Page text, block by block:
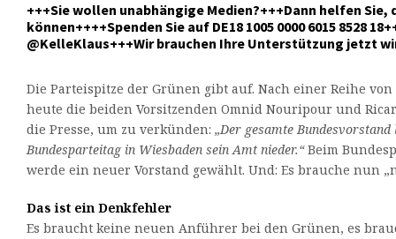
+++Sie wollen unabhängige Medien?+++Dann helfen
können++++Spenden Sie auf DE18 1005 0000 6015 8528
@KelleKlaus+++Wir brauchen Ihre Unterstützung jetzt
Die Parteispitze der Grünen gibt auf. Nach einer Reihe
heute die beiden Vorsitzenden Omnid Nouripour und
die Presse, um zu verkünden: „Der gesamte
Bundesparteitag in Wiesbaden sein Amt nieder.“Beim
werde ein neuer Vorstand gewählt. Und: Es brauche nun
Das ist ein Denkfehler
Es braucht keine neuen Anführer bei den Grünen, es